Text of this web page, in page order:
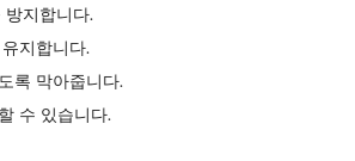
지합니다.
지합니다.
록 막아줍니다.
수 있습니다.